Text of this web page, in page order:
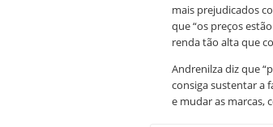
mais prejudicados
que “os preços
renda tão alta que
Andrenilza diz que
consiga sustentar a
e mudar as marcas,